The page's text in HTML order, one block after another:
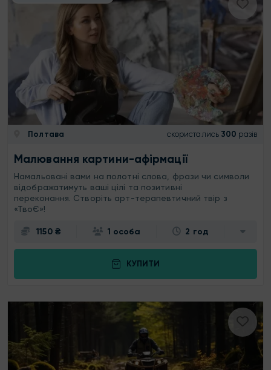
Полтава скористались 300 разів
Малювання картини-афірмації
Намальовані вами на полотні слова, фрази чи символи
відображатимуть ваші цілі та позитивні
переконання. Створіть арт-терапевтичний твір з
«ТвоЄ»!
1150 ₴ 1 особа 2 год
КУПИТИ